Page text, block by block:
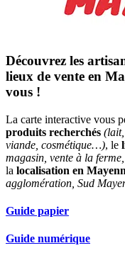
Découvrez les
lieux de vente en
vous !
La carte interactive vous
produits recherchés (lait,
viande, cosmétique…), le
magasin, vente à la
la localisation en
agglomération, Sud
Guide papier
Guide numérique